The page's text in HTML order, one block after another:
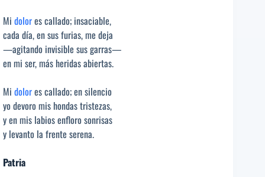
Mi dolores callado; insaciable,
cada día, en sus furias, me deja
—agitando invisible sus garras—
en mi ser, más heridas abiertas.
Mi dolores callado; en silencio
yo devoro mis hondas tristezas,
y en mis labios enfloro sonrisas
y levanto la frente serena.
Patria